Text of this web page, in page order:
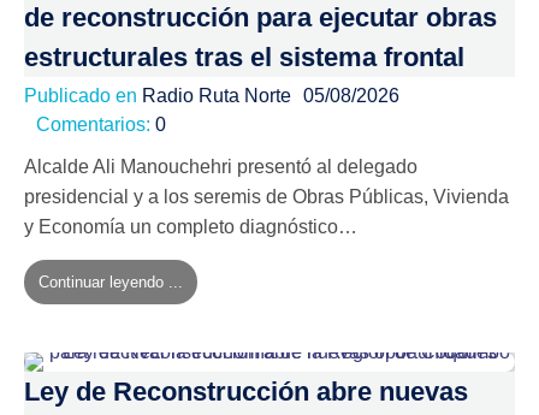
de reconstrucción para ejecutar obras
estructurales tras el sistema frontal
Publicado en Radio Ruta Norte 05/08/2026
Comentarios: 0
Alcalde Ali Manouchehri presentó al delegado
presidencial y a los seremis de Obras Públicas, Vivienda
y Economía un completo diagnóstico…
Continuar leyendo ...
Ley de Reconstrucción abre nuevas